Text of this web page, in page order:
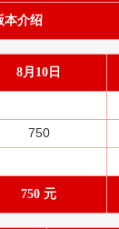
本介绍
8月10日
750
750 元